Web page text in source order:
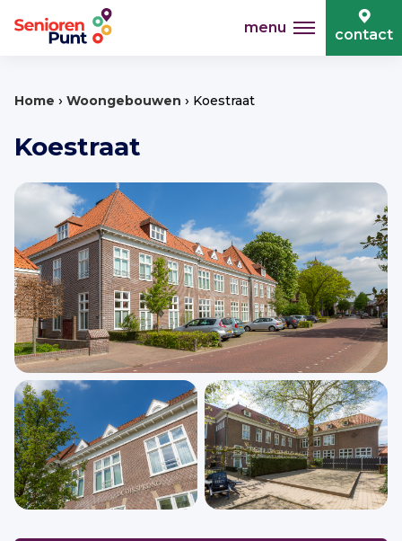
menu contact
Home › Woongebouwen › Koestraat
Koestraat